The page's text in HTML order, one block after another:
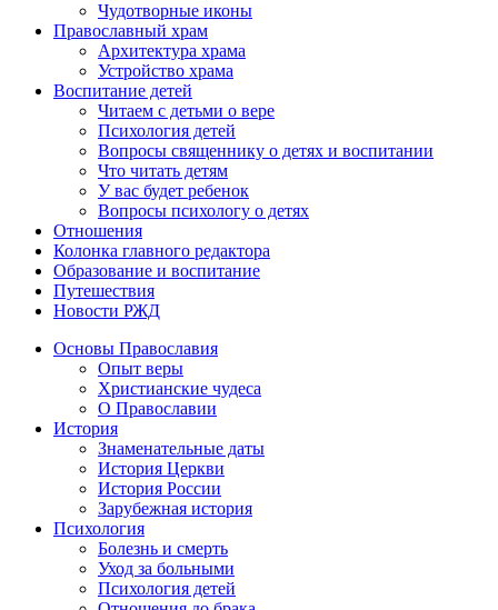
Чудотворные иконы
Православный храм
Архитектура храма
Устройство храма
Воспитание детей
Читаем с детьми о вере
Психология детей
Вопросы священнику о детях и воспитании
Что читать детям
У вас будет ребенок
Вопросы психологу о детях
Отношения
Колонка главного редактора
Образование и воспитание
Путешествия
Новости РЖД
Основы Православия
Опыт веры
Христианские чудеса
О Православии
История
Знаменательные даты
История Церкви
История России
Зарубежная история
Психология
Болезнь и смерть
Уход за больными
Психология детей